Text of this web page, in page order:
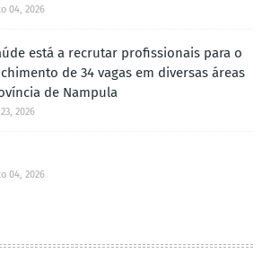
04, 2026
está a recrutar profissionais para o
de 34 vagas em diversas áreas
de Nampula
2026
04, 2026